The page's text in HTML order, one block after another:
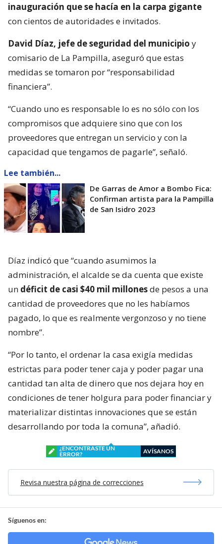
inauguración que se hacía en la carpa gigante
con cientos de autoridades e invitados.
David Díaz, jefe de seguridad del municipio y
comisario de La Pampilla, aseguró que estas
medidas se tomaron por “responsabilidad
financiera”.
“Cuando uno es responsable lo es no sólo con los
compromisos que adquiere sino que con los
proveedores que entregan un servicio y con la
capacidad que tengamos de pagarle”, señaló.
Lee también...
De Garras de Amor a Bombo Fica:
Confirman artista para la Pampilla
de San Isidro 2023
Díaz indicó que “cuando asumimos la
administración, el alcalde se da cuenta que existe
un déficit de casi $40 mil millonesde pesos a una
cantidad de proveedores que no les habíamos
pagado, lo que es realmente vergonzoso y no tiene
nombre”.
“Por lo tanto, el ordenar la casa exigía medidas
estrictas para poder tener caja y poder pagar una
cantidad tan alta de dinero que nos dejara hoy en
condiciones de tener holgura para poder financiar y
materializar distintas innovaciones que se están
desarrollando por toda la comuna”, añadió.
¿ENCONTRASTE UN
ERROR?
AVÍSANOS
Revisa nuestra página de correcciones
Síguenos en: